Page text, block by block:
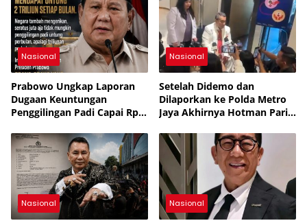
Nasional
Prabowo Ungkap Laporan
Dugaan Keuntungan
Penggilingan Padi Capai Rp2
Pemerintah Siapkan
Penertiban
Nasional
Setelah Didemo dan
Dilaporkan ke Polda Metro
Jaya Akhirnya Hotman Paris
Singapura
Nasional Nasional